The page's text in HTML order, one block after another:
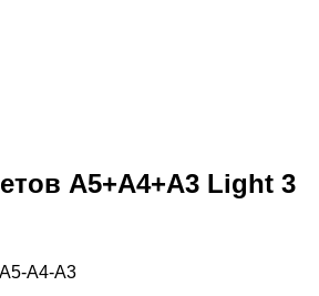
A5+A4+A3 Light 3
А4-А3